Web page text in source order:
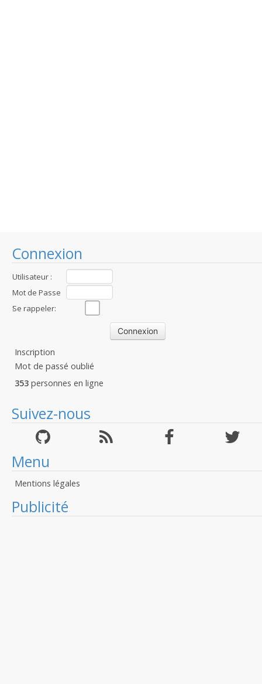
Connexion
Utilisateur :
Mot de Passe
:Se rappeler:
Inscription
Mot de passé oublié
353 personnes en ligne
Suivez-nous
Menu
Mentions légales
Publicité